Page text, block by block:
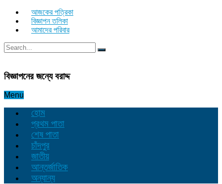
আজকের পত্রিকা
বিজ্ঞাপন তলিকা
আমাদের পরিবার
বিজ্ঞাপনের জন্যে বরাদ্দ
Menu
হোম
প্রথম পাতা
শেষ পাতা
চাঁদপুর
জাতীয়
আন্তর্জাতিক
অন্যান্য